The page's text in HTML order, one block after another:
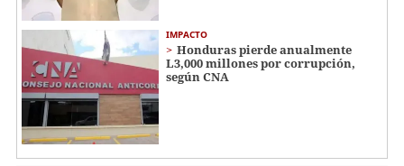
IMPACTO
Honduras pierde anualmente
L3,000 millones por corrupción,
según CNA